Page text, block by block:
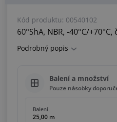
Kód produktu: 00540102
60°ShA, NBR, -40°C/+70°C,
Podrobný popis
Balení a množství
Pouze násobky
Balení
25,00 m